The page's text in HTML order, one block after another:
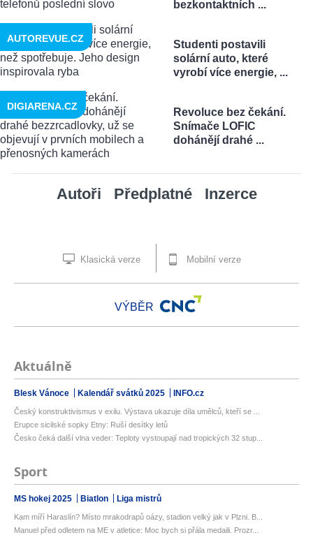
bezkontaktních ...
Studenti postavili
solární auto, které
vyrobí více energie, ...
AUTOREVUE.CZ
Revoluce bez čekání.
Snímače LOFIC
dohánějí drahé ...
DIGIARENA.CZ
Autoři Předplatné Inzerce
Klasická verze Mobilní verze
VÝBĚR
Aktuálně
Blesk Vánoce Kalendář svátků 2025 INFO.cz
Český konstruktivismus v exilu. Výstava ukazuje díla umělců, kteří se ...
Erupce sicilské sopky Etny: Ruší desítky letů
Česko čeká další vlna veder: Teploty vystoupají nad tropických 32 stup...
Sport
MS hokej 2025 Biatlon Liga mistrů
Kam míří Haraslín? Místo mrakodrapů oázy, stadion velký jak v Plzni. B...
Manuel před odletem na ME v atletice: Moc bych si přála medaili. Prozr...